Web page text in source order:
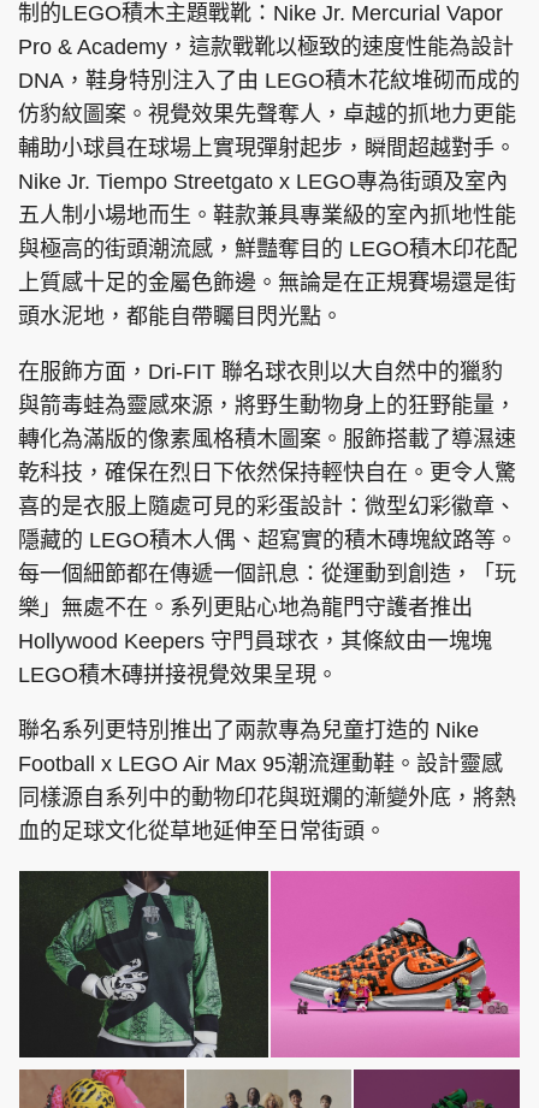
制的LEGO積木主題戰靴：Nike Jr. Mercurial Vapor
Pro & Academy，這款戰靴以極致的速度性能為設計
DNA，鞋身特別注入了由 LEGO積木花紋堆砌而成的
仿豹紋圖案。視覺效果先聲奪人，卓越的抓地力更能
輔助小球員在球場上實現彈射起步，瞬間超越對手。
Nike Jr. Tiempo Streetgato x LEGO專為街頭及室內
五人制小場地而生。鞋款兼具專業級的室內抓地性能
與極高的街頭潮流感，鮮豔奪目的 LEGO積木印花配
上質感十足的金屬色飾邊。無論是在正規賽場還是街
頭水泥地，都能自帶矚目閃光點。
在服飾方面，Dri-FIT 聯名球衣則以大自然中的獵豹
與箭毒蛙為靈感來源，將野生動物身上的狂野能量，
轉化為滿版的像素風格積木圖案。服飾搭載了導濕速
乾科技，確保在烈日下依然保持輕快自在。更令人驚
喜的是衣服上隨處可見的彩蛋設計：微型幻彩徽章、
隱藏的 LEGO積木人偶、超寫實的積木磚塊紋路等。
每一個細節都在傳遞一個訊息：從運動到創造，「玩
樂」無處不在。系列更貼心地為龍門守護者推出
Hollywood Keepers 守門員球衣，其條紋由一塊塊
LEGO積木磚拼接視覺效果呈現。
聯名系列更特別推出了兩款專為兒童打造的 Nike
Football x LEGO Air Max 95潮流運動鞋。設計靈感
同樣源自系列中的動物印花與斑斕的漸變外底，將熱
血的足球文化從草地延伸至日常街頭。